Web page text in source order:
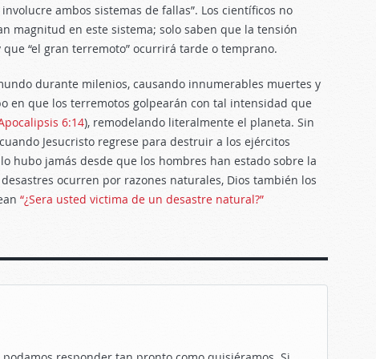
ambos sistemas de fallas”. Los científicos no
magnitud en este sistema; solo saben que la tensión
“el gran terremoto” ocurrirá tarde o temprano.
durante milenios, causando innumerables muertes y
en que los terremotos golpearán con tal intensidad que
6:14), remodelando literalmente el planeta. Sin
Jesucristo regrese para destruir a los ejércitos
hubo jamás desde que los hombres han estado sobre la
ocurren por razones naturales, Dios también los
“¿Sera usted victima de un desastre natural?”